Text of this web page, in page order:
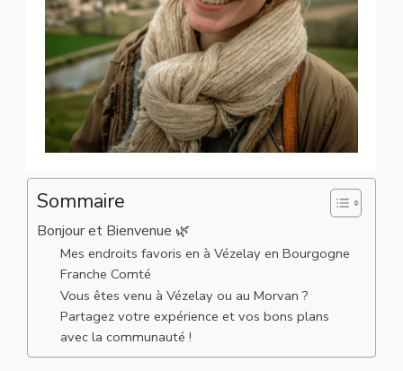
Sommaire
Bonjour et Bienvenue 🌿
Mes endroits favoris en à Vézelay en Bourgogne
Franche Comté
Vous êtes venu à Vézelay ou au Morvan ?
Partagez votre expérience et vos bons plans
avec la communauté !